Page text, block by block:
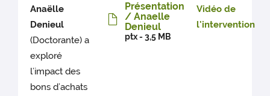
Anaëlle
Denieul
(Doctorante) a
exploré
l’impact des
bons d’achats
Présentation
/ Anaelle
Denieul
ptx - 3,5 MB
Vidéo de
l'intervention